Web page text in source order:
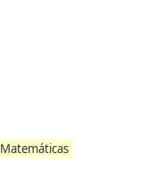
Matemáticas